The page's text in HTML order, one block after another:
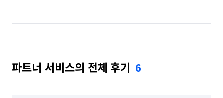
파트너 서비스의 전체 후기 6